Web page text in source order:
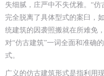
失细腻，庄严中不失优雅。“
完全脱离了具体型式的案臼，
统建筑的因袭照搬就在所难免
对“仿古建筑”一词全面和准确
式。
广义的仿古建筑形式是指利用